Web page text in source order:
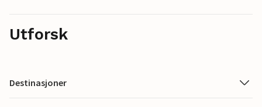
Utforsk
Destinasjoner